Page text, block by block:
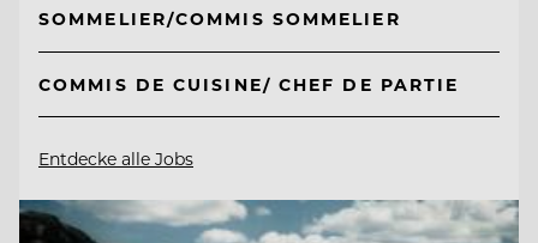
SOMMELIER/COMMIS SOMMELIER
COMMIS DE CUISINE/ CHEF DE PARTIE
Entdecke alle Jobs